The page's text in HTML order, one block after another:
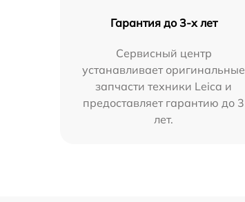
Гарантия до 3-х лет
Сервисный центр
устанавливает оригинальные
запчасти техники Leica и
предоставляет гарантию до 3
лет.